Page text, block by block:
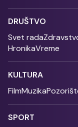
DRUŠTVO
Svet rada
HronikaVreme
KULTURA
FilmMuzika
SPORT